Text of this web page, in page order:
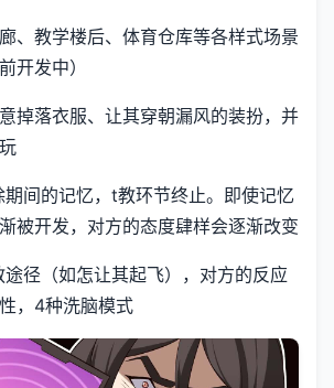
、教学楼后、体育仓库等各样式场景
开发中）
掉落衣服、让其穿朝漏风的装扮，并
间的记忆，t教环节终止。即使记忆
被开发，对方的态度肆样会逐渐改变
径（如怎让其起飞），对方的反应
，4种洗脑模式